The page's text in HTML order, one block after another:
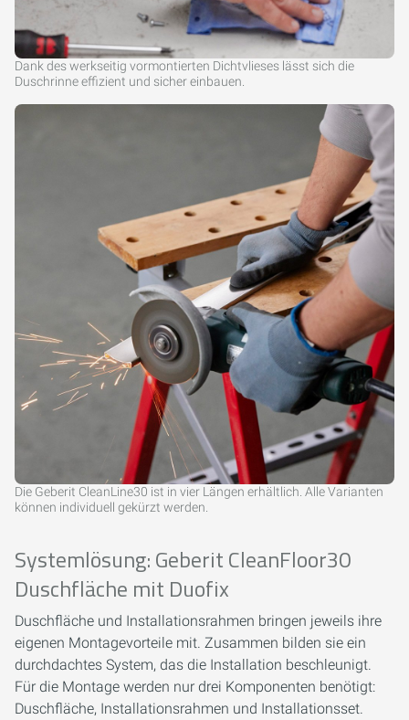
Dank des werkseitig vormontierten Dichtvlieses lässt sich die
Duschrinne effizient und sicher einbauen.
Die Geberit CleanLine30 ist in vier Längen erhältlich. Alle Varianten
können individuell gekürzt werden.
Systemlösung: Geberit CleanFloor30
Duschfläche mit Duofix
Duschfläche und Installationsrahmen bringen jeweils ihre
eigenen Montagevorteile mit. Zusammen bilden sie ein
durchdachtes System, das die Installation beschleunigt.
Für die Montage werden nur drei Komponenten benötigt:
Duschfläche, Installationsrahmen und Installationsset.